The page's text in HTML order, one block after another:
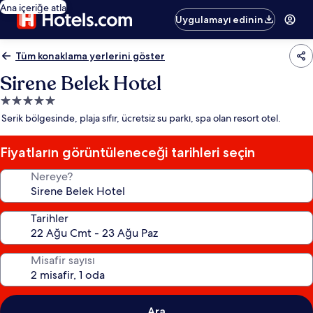
Ana içeriğe atla
Uygulamayı edinin
Tüm konaklama yerlerini göster
Sirene Belek Hotel
5.0
yıldızlı
yeri
Serik bölgesinde, plaja sıfır, ücretsiz su parkı, spa olan resort otel.
Fiyatların görüntüleneceği tarihleri seçin
Nereye?
Tarihler
Misafir sayısı